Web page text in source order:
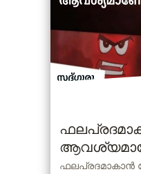
needed to